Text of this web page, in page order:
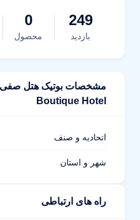
249
بازدید
0
محصول
Boutique Hotel
اتحادیه و صنف
شهر و استان
راه های ارتباطی